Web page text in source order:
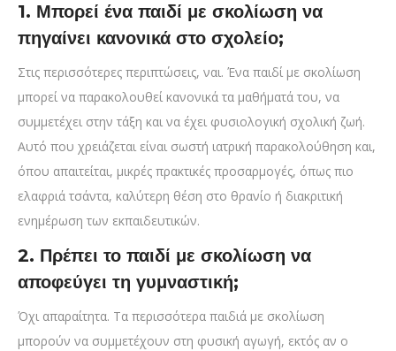
1. Μπορεί ένα παιδί με σκολίωση να
πηγαίνει κανονικά στο σχολείο;
Στις περισσότερες περιπτώσεις, ναι. Ένα παιδί με σκολίωση
μπορεί να παρακολουθεί κανονικά τα μαθήματά του, να
συμμετέχει στην τάξη και να έχει φυσιολογική σχολική ζωή.
Αυτό που χρειάζεται είναι σωστή ιατρική παρακολούθηση και,
όπου απαιτείται, μικρές πρακτικές προσαρμογές, όπως πιο
ελαφριά τσάντα, καλύτερη θέση στο θρανίο ή διακριτική
ενημέρωση των εκπαιδευτικών.
2. Πρέπει το παιδί με σκολίωση να
αποφεύγει τη γυμναστική;
Όχι απαραίτητα. Τα περισσότερα παιδιά με σκολίωση
μπορούν να συμμετέχουν στη φυσική αγωγή, εκτός αν ο